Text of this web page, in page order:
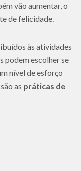
vão aumentar, o
de felicidade.
às atividades
podem escolher se
nível de esforço
as práticas de